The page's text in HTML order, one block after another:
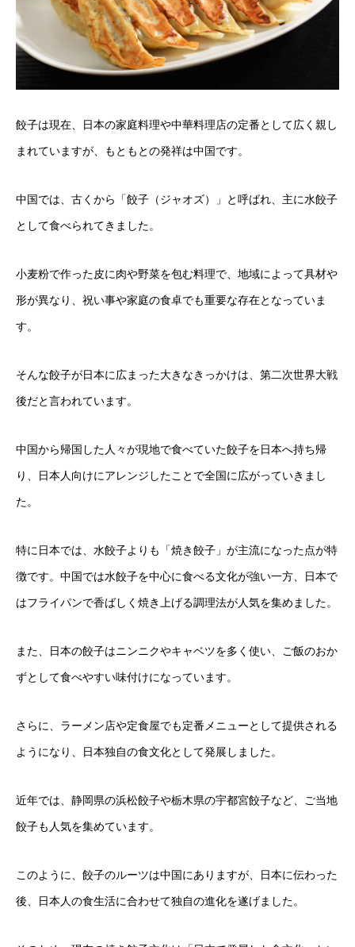
餃子は現在、日本の家庭料理や中華料理店の定番として広く親し
まれていますが、もともとの発祥は中国です。
中国では、古くから「餃子（ジャオズ）」と呼ばれ、主に水餃子
として食べられてきました。
小麦粉で作った皮に肉や野菜を包む料理で、地域によって具材や
形が異なり、祝い事や家庭の食卓でも重要な存在となっていま
す。
そんな餃子が日本に広まった大きなきっかけは、第二次世界大戦
後だと言われています。
中国から帰国した人々が現地で食べていた餃子を日本へ持ち帰
り、日本人向けにアレンジしたことで全国に広がっていきまし
た。
特に日本では、水餃子よりも「焼き餃子」が主流になった点が特
徴です。中国では水餃子を中心に食べる文化が強い一方、日本で
はフライパンで香ばしく焼き上げる調理法が人気を集めました。
また、日本の餃子はニンニクやキャベツを多く使い、ご飯のおか
ずとして食べやすい味付けになっています。
さらに、ラーメン店や定食屋でも定番メニューとして提供される
ようになり、日本独自の食文化として発展しました。
近年では、静岡県の浜松餃子や栃木県の宇都宮餃子など、ご当地
餃子も人気を集めています。
このように、餃子のルーツは中国にありますが、日本に伝わった
後、日本人の食生活に合わせて独自の進化を遂げました。